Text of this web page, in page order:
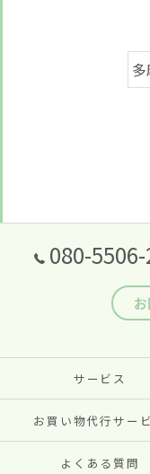
多
080-
サービス
お買い物代行サー
よくある質問